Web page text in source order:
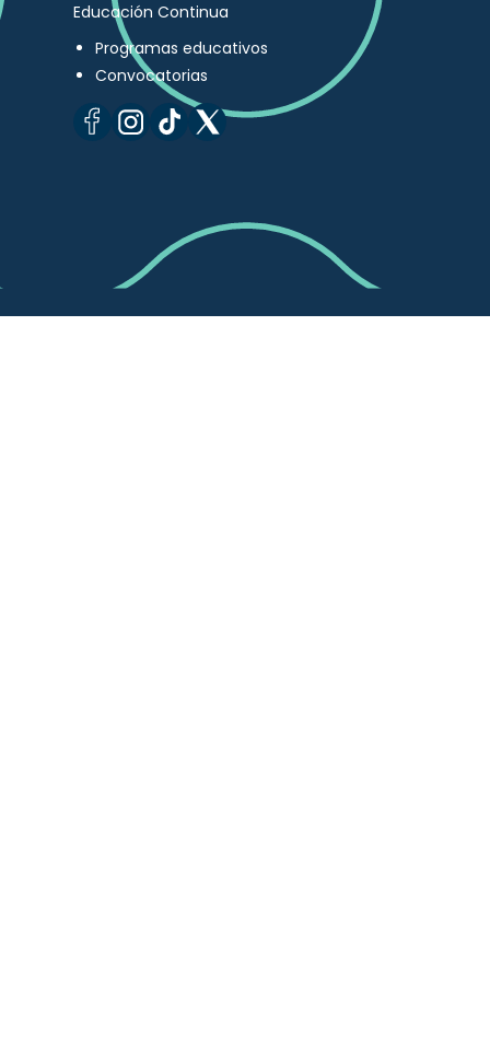
Educación Continua
Programas educativos
Convocatorias